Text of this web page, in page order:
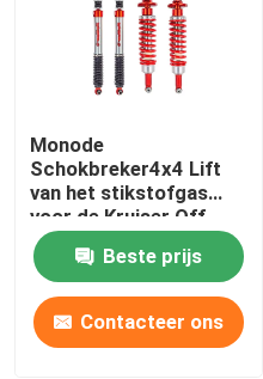
Monode
Schokbreker4x4 Lift
van het stikstofgas
voor de Kruiser Off
Road van Toyota FJ
Beste prijs
Contacteer ons